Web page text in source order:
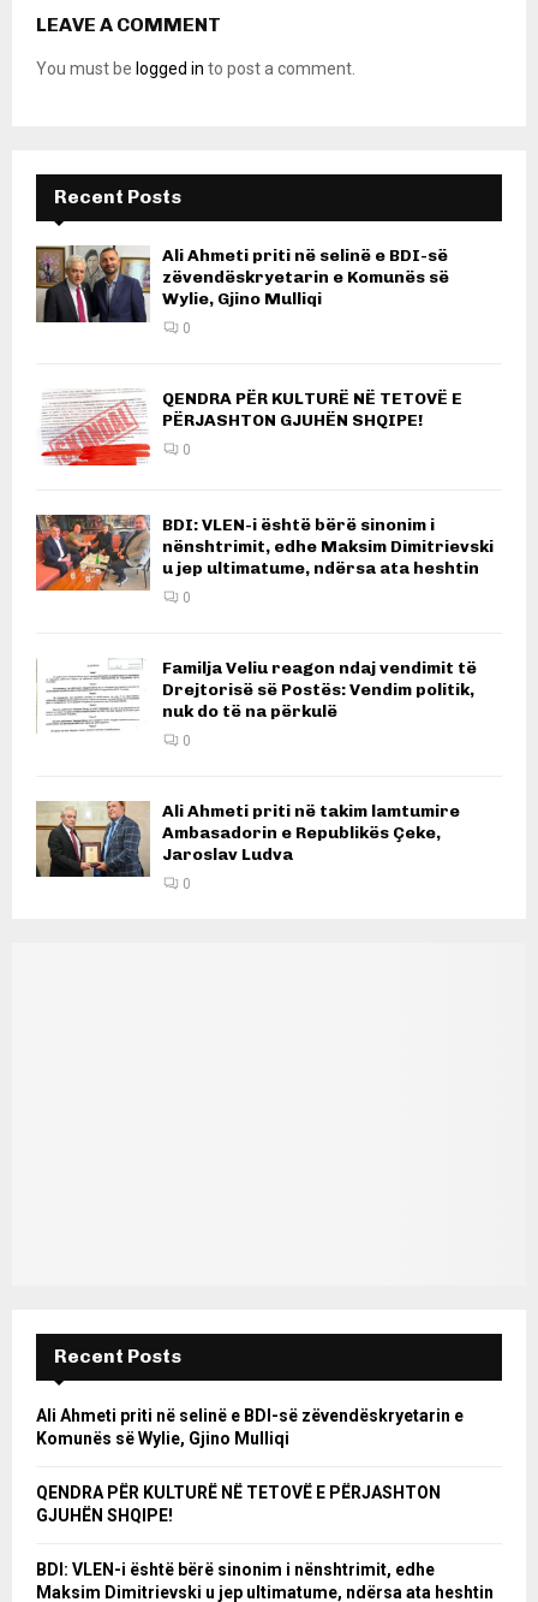
LEAVE A COMMENT
You must be logged in to post a comment.
Recent Posts
Ali Ahmeti priti në selinë e BDI-së
zëvendëskryetarin e Komunës së
Wylie, Gjino Mulliqi
0
QENDRA PËR KULTURË NË TETOVË E
PËRJASHTON GJUHËN SHQIPE!
0
BDI: VLEN-i është bërë sinonim i
nënshtrimit, edhe Maksim Dimitrievski
u jep ultimatume, ndërsa ata heshtin
0
Familja Veliu reagon ndaj vendimit të
Drejtorisë së Postës: Vendim politik,
nuk do të na përkulë
0
Ali Ahmeti priti në takim lamtumire
Ambasadorin e Republikës Çeke,
Jaroslav Ludva
0
Recent Posts
Ali Ahmeti priti në selinë e BDI-së zëvendëskryetarin e
Komunës së Wylie, Gjino Mulliqi
QENDRA PËR KULTURË NË TETOVË E PËRJASHTON
GJUHËN SHQIPE!
BDI: VLEN-i është bërë sinonim i nënshtrimit, edhe
Maksim Dimitrievski u jep ultimatume, ndërsa ata heshtin